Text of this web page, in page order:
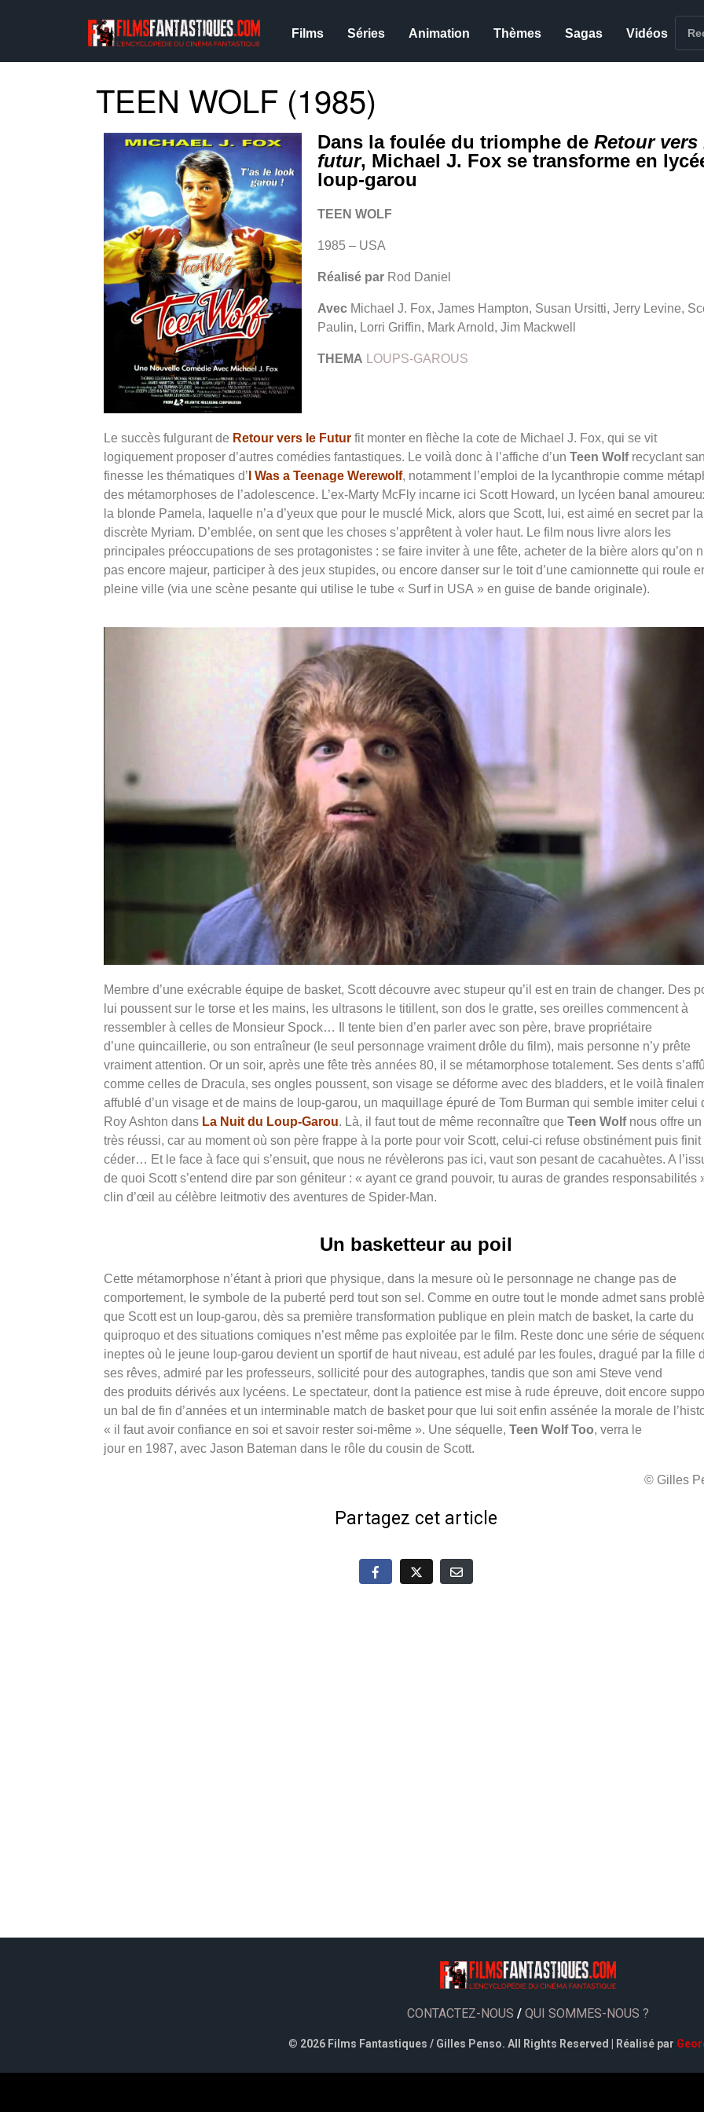
Films Séries Animation Thèmes Sagas Vidéos
TEEN WOLF (1985)
Dans la foulée du triomphe de Retour vers
futur, Michael J. Fox se transforme en
loup-garou
TEEN WOLF
1985 – USA
Réalisé par Rod Daniel
Avec Michael J. Fox, James Hampton, Susan Ursitti, Jerry Levine,
Paulin, Lorri Griffin, Mark Arnold, Jim Mackwell
THEMA LOUPS-GAROUS
Le succès fulgurant de Retour vers le Futur fit monter en flèche la cote de Michael J. Fox, qui se vit
logiquement proposer d’autres comédies fantastiques. Le voilà donc à l’affiche d’un Teen Wolf recyclant
finesse les thématiques d’ I Was a Teenage Werewolf, notamment l’emploi de la lycanthropie comme
des métamorphoses de l’adolescence. L’ex-Marty McFly incarne ici Scott Howard, un lycéen banal
la blonde Pamela, laquelle n’a d’yeux que pour le musclé Mick, alors que Scott, lui, est aimé en secret par la
discrète Myriam. D’emblée, on sent que les choses s’apprêtent à voler haut. Le film nous livre alors les
principales préoccupations de ses protagonistes : se faire inviter à une fête, acheter de la bière alors qu’on
pas encore majeur, participer à des jeux stupides, ou encore danser sur le toit d’une camionnette qui roule
pleine ville (via une scène pesante qui utilise le tube « Surf in USA » en guise de bande originale).
Membre d’une exécrable équipe de basket, Scott découvre avec stupeur qu’il est en train de changer. Des
lui poussent sur le torse et les mains, les ultrasons le titillent, son dos le gratte, ses oreilles commencent à
ressembler à celles de Monsieur Spock… Il tente bien d’en parler avec son père, brave propriétaire
d’une quincaillerie, ou son entraîneur (le seul personnage vraiment drôle du film), mais personne n’y prête
vraiment attention. Or un soir, après une fête très années 80, il se métamorphose totalement. Ses dents
comme celles de Dracula, ses ongles poussent, son visage se déforme avec des bladders, et le voilà
affublé d’un visage et de mains de loup-garou, un maquillage épuré de Tom Burman qui semble imiter celui
Roy Ashton dans La Nuit du Loup-Garou. Là, il faut toutde même reconnaître que Teen Wolf nous offre
très réussi, car au moment où son père frappe à la porte pour voir Scott, celui-ci refuse obstinément puis finit
céder… Et le face à face qui s’ensuit, que nous ne révèlerons pas ici, vaut son pesant de cacahuètes. A
de quoi Scott s’entend dire par son géniteur : « ayant ce grand pouvoir, tu auras de grandes responsabilités
clin d’œil au célèbre leitmotiv des aventures de Spider-Man.
Un basketteur au poil
Cette métamorphose n’étant à priori que physique, dans la mesure où le personnage ne change pas de
comportement, le symbole de la puberté perd tout son sel. Comme en outre tout le monde admet sans
que Scott est un loup-garou, dès sa première transformation publique en plein match de basket, la carte du
quiproquo et des situations comiques n’est même pas exploitée par le film. Reste donc une série de
ineptes où le jeune loup-garou devient un sportif de haut niveau, est adulé par les foules, dragué par la fille
ses rêves, admiré par les professeurs, sollicité pour des autographes, tandis que son ami Steve vend
des produits dérivés aux lycéens. Le spectateur, dont la patience est mise à rude épreuve, doit encore
un bal de fin d’années et un interminable match de basket pour que lui soit enfin assénée la morale de
« il faut avoir confiance en soi et savoir rester soi-même ». Une séquelle, Teen Wolf Too, verra le
jour en 1987, avec Jason Bateman dans le rôle du cousin de Scott.
© Gilles
Partagez cet article
CONTACTEZ-NOUS / QUI SOMMES-NOUS ?
© 2026 Films Fantastiques / Gilles Penso. All Rights Reserved | Réalisé par